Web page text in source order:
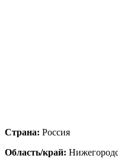
Страна: Россия
Область/край: